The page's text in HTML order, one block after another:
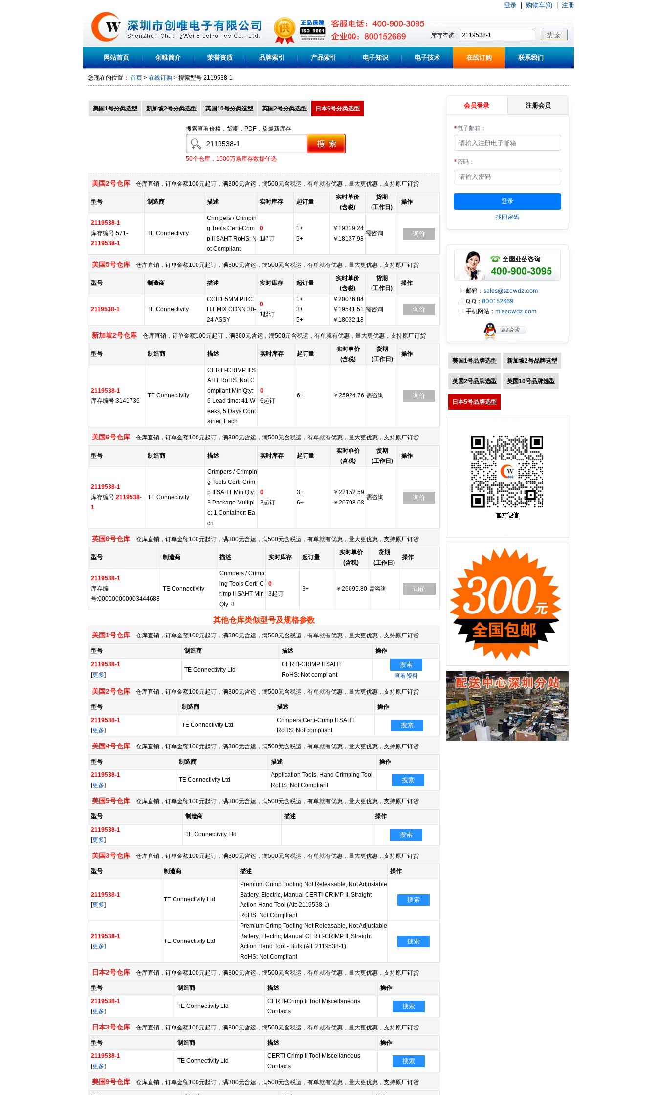
登录 购物车(0) 注册
网站首页 创唯简介 荣誉资质 品牌索引 产品索引 电子知识 电子技术 在线订购 联系我们
您现在的位置： 首页 > 在线订购 > 搜索型号 2119538-1
美国1号分类选型 新加坡2号分类选型 英国10号分类选型 英国2号分类选型 日本5号分类选型
搜索查看价格，货期，PDF，及最新库存
50个仓库，1500万条库存数据任选
美国2号仓库 仓库直销，订单金额100元起订，满300元含运，满500元含税运，有单就有优惠，量大更优惠，支持原厂订货
型号 制造商 描述 实时库存 起订量
实时单价
(含税)
货期
(工作日)
操作
2119538-1
库存编号:571-
2119538-1
TE Connectivity
Crimpers / Crimpin
g Tools Certi-Crim
p II SAHT RoHS: N
ot Compliant
0
1起订
1+
5+
￥19319.24
￥18137.98
需咨询 询价
美国5号仓库 仓库直销，订单金额100元起订，满300元含运，满500元含税运，有单就有优惠，量大更优惠，支持原厂订货
型号 制造商 描述 实时库存 起订量
实时单价
(含税)
货期
(工作日)
操作
2119538-1 TE Connectivity
CCII 1.5MM PITC
H EMIX CONN 30-
24 ASSY
0
1起订
1+
3+
5+
￥20076.84
￥19541.51
￥18032.18
需咨询 询价
新加坡2号仓库 仓库直销，订单金额100元起订，满300元含运，满500元含税运，有单就有优惠，量大更优惠，支持原厂订货
型号 制造商 描述 实时库存 起订量
实时单价
(含税)
货期
(工作日)
操作
2119538-1
库存编号:3141736
TE Connectivity
CERTI-CRIMP II S
AHT RoHS: Not C
ompliant Min Qty:
6 Lead time: 41 W
eeks, 5 Days Cont
ainer: Each
0
6起订
6+ ￥25924.76 需咨询 询价
美国6号仓库 仓库直销，订单金额100元起订，满300元含运，满500元含税运，有单就有优惠，量大更优惠，支持原厂订货
型号 制造商 描述 实时库存 起订量
实时单价
(含税)
货期
(工作日)
操作
2119538-1
库存编号:2119538-
1
TE Connectivity
Crimpers / Crimpin
g Tools Certi-Crim
p II SAHT Min Qty:
3 Package Multipl
e: 1 Container: Ea
ch
0
3起订
3+
6+
￥22152.59
￥20798.08
需咨询 询价
英国6号仓库 仓库直销，订单金额100元起订，满300元含运，满500元含税运，有单就有优惠，量大更优惠，支持原厂订货
型号 制造商 描述 实时库存 起订量
实时单价
(含税)
货期
(工作日)
操作
2119538-1
库存编
号:000000000003444688
TE Connectivity
Crimpers / Crimp
ing Tools Certi-C
rimp II SAHT Min
Qty: 3
0
3起订
3+ ￥26095.80 需咨询 询价
其他仓库类似型号及规格参数
美国1号仓库 仓库直销，订单金额100元起订，满300元含运，满500元含税运，有单就有优惠，量大更优惠，支持原厂订货
型号 制造商 描述
操作
2119538-1
[更多]
TE Connectivity Ltd
CERTI-CRIMP II SAHT
RoHS: Not compliant
搜索
查看资料
美国2号仓库 仓库直销，订单金额100元起订，满300元含运，满500元含税运，有单就有优惠，量大更优惠，支持原厂订货
型号 制造商 描述
操作
2119538-1
[更多]
TE Connectivity Ltd
Crimpers Certi-Crimp II SAHT
RoHS: Not compliant
搜索
美国4号仓库 仓库直销，订单金额100元起订，满300元含运，满500元含税运，有单就有优惠，量大更优惠，支持原厂订货
型号 制造商 描述
操作
2119538-1
[更多]
TE Connectivity Ltd
Application Tools, Hand Crimping Tool
RoHS: Not Compliant
搜索
美国5号仓库 仓库直销，订单金额100元起订，满300元含运，满500元含税运，有单就有优惠，量大更优惠，支持原厂订货
型号 制造商 描述
操作
2119538-1
[更多]
TE Connectivity Ltd 搜索
美国3号仓库 仓库直销，订单金额100元起订，满300元含运，满500元含税运，有单就有优惠，量大更优惠，支持原厂订货
型号 制造商 描述 操作
2119538-1
[更多]
TE Connectivity Ltd
Premium Crimp Tooling Not Releasable, Not Adjustable
Battery, Electric, Manual CERTI-CRIMP II, Straight
Action Hand Tool (Alt: 2119538-1)
RoHS: Not Compliant
搜索
2119538-1
[更多]
TE Connectivity Ltd
Premium Crimp Tooling Not Releasable, Not Adjustable
Battery, Electric, Manual CERTI-CRIMP II, Straight
Action Hand Tool - Bulk (Alt: 2119538-1)
RoHS: Not Compliant
搜索
日本2号仓库 仓库直销，订单金额100元起订，满300元含运，满500元含税运，有单就有优惠，量大更优惠，支持原厂订货
型号 制造商 描述
操作
2119538-1
[更多]
TE Connectivity Ltd
CERTI-Crimp Ii Tool Miscellaneous
Contacts
搜索
日本3号仓库 仓库直销，订单金额100元起订，满300元含运，满500元含税运，有单就有优惠，量大更优惠，支持原厂订货
型号 制造商 描述
操作
2119538-1
[更多]
TE Connectivity Ltd
CERTI-Crimp Ii Tool Miscellaneous
Contacts
搜索
美国9号仓库 仓库直销，订单金额100元起订，满300元含运，满500元含税运，有单就有优惠，量大更优惠，支持原厂订货
会员登录 注册会员
*电子邮箱：
*密码：
找回密码
邮箱： sales@szcwdz.com
Q Q： 800152669
手机网站： m.szcwdz.com
美国1号品牌选型 新加坡2号品牌选型
英国2号品牌选型 英国10号品牌选型
日本5号品牌选型